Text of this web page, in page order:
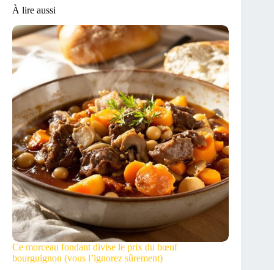
À lire aussi
Ce morceau fondant divise le prix du bœuf
bourguignon (vous l’ignorez sûrement)